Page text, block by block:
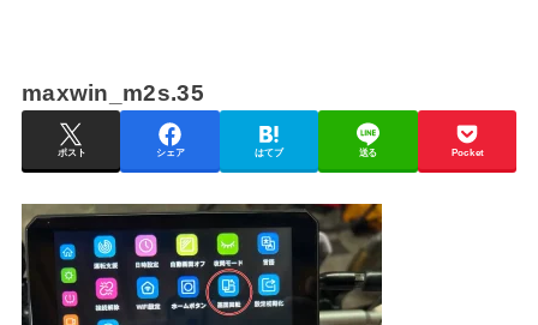
maxwin_m2s.35
ポスト シェア はてブ 送る Pocket